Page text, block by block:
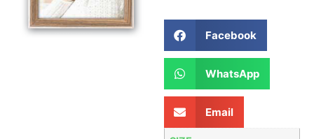
Facebook
WhatsApp
Email